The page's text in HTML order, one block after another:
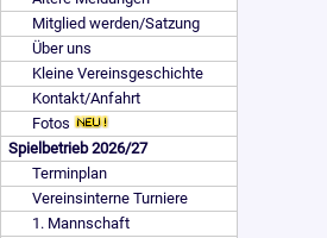
Mitglied werden/Satzung
Über uns
Kleine Vereinsgeschichte
Kontakt/Anfahrt
Fotos
Spielbetrieb 2026/27
Terminplan
Vereinsinterne Turniere
1. Mannschaft